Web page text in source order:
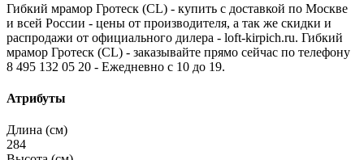
Гибкий мрамор Гротеск (CL) - купить с доставкой по Москве
и всей России - цены от производителя, а так же скидки и
распродажи от официального дилера - loft-kirpich.ru. Гибкий
мрамор Гротеск (CL) - заказывайте прямо сейчас по телефону
8 495 132 05 20 - Ежедневно с 10 до 19.
Атрибуты
Длина (см)
284